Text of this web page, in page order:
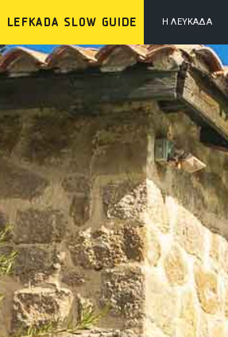
Η ΛΕΥΚΆΔΑ